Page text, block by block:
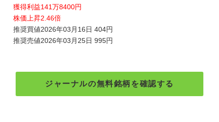
獲得利益141万8400円
株価上昇2.46倍
推奨買値2026年03月16日 404円
推奨売値2026年03月25日 995円
ジャーナルの無料銘柄を確認する